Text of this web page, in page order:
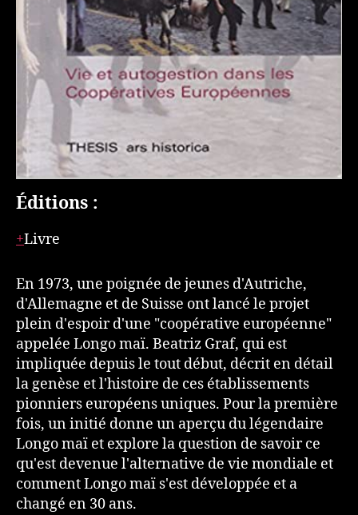
Éditions :
Livre
En 1973, une poignée de jeunes d'Autriche,
d'Allemagne et de Suisse ont lancé le projet
plein d'espoir d'une "coopérative européenne"
appelée Longo maï. Beatriz Graf, qui est
impliquée depuis le tout début, décrit en détail
la genèse et l'histoire de ces établissements
pionniers européens uniques. Pour la première
fois, un initié donne un aperçu du légendaire
Longo maï et explore la question de savoir ce
qu'est devenue l'alternative de vie mondiale et
comment Longo maï s'est développée et a
changé en 30 ans.